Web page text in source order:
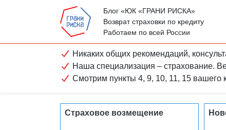
Блог «ЮК «ГРАНИ РИСКА»
Возврат страховки по кредиту
Работаем по всей России
Никаких общих рекомендаций,
Наша специализация – страхование.
Смотрим пункты 4, 9, 10, 11, 15 вашего
Страховое возмещение